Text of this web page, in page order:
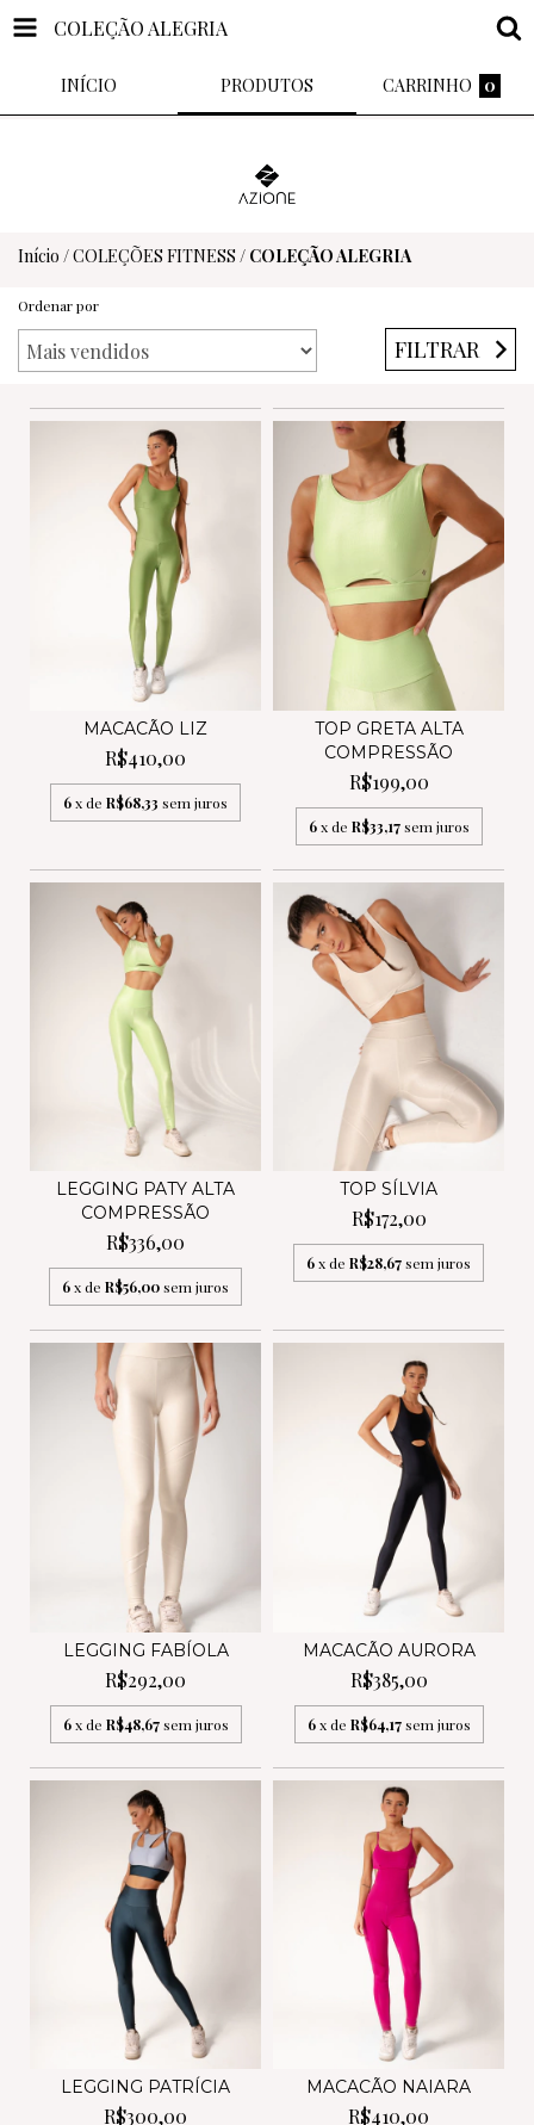
COLEÇÃO ALEGRIA
INÍCIO PRODUTOS CARRINHO 0
Início /COLEÇÕES FITNESS / COLEÇÃO ALEGRIA
Ordenar por
FILTRAR
MACACÃO LIZ
R$410,00
6x de R$68,33 sem juros
TOP GRETA ALTA
COMPRESSÃO
R$199,00
6 x de R$33,17 sem juros
LEGGING PATY ALTA
COMPRESSÃO
R$336,00
6x de R$56,00sem juros
TOP SÍLVIA
R$172,00
6x de R$28,67sem juros
LEGGING FABÍOLA
R$292,00
6 x de R$48,67 sem juros
MACACÃO AURORA
R$385,00
6 x de R$64,17 sem juros
LEGGING PATRÍCIA
R$300,00
MACACÃO NAIARA
R$410,00